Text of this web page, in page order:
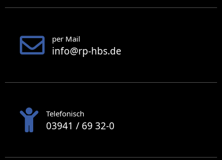
per Mail
info@rp-hbs.de
Telefonisch
03941 / 69 32-0